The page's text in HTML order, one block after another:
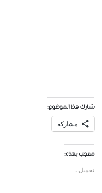
شارك هذا الموضوع:
مشاركة
معجب بهذه:
تحميل...